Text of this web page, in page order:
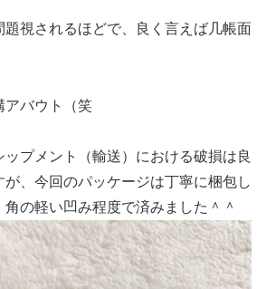
題視されるほどで、良く言えば几帳面
アバウト（笑
プメント（輸送）における破損は良
が、今回のパッケージは丁寧に梱包し
の軽い凹み程度で済みました＾＾